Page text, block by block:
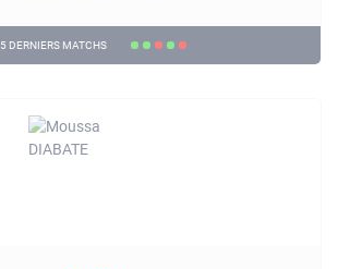
5 DERNIERS MATCHS